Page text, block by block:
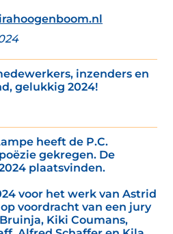
inzenders en
gelukkig 2024!
heeft de P.C.
gekregen. De
plaatsvinden.
voor het werk van Astrid
voordracht van een jury
Kiki Coumans,